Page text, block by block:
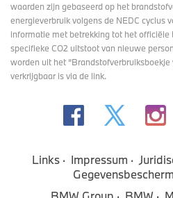
waarden zijn gebaseerd op het
energieverbruik volgens de NEDC cyclus
informatie met betrekking tot het officiële
specifieke CO2 uitstoot van nieuwe
worden uit het “Brandstofverbruiksboekje
verkrijgbaaris via de link.
Links Impressum